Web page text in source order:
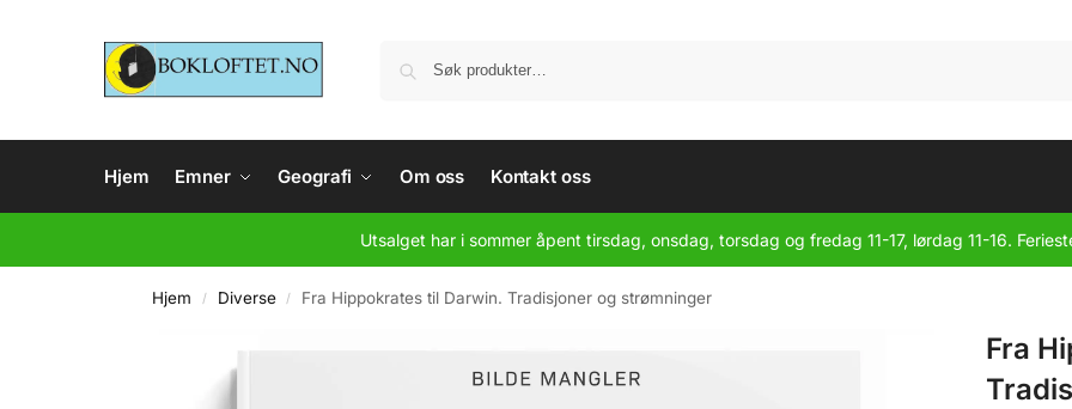
Hjem Emner Geografi Om oss Kontakt oss
Utsalget har i sommer åpent tirsdag, onsdag, torsdag og fredag 11-17, lørdag 11-16.
Hjem / Diverse / Fra Hippokrates til Darwin. Tradisjoner og strømninger
Fra